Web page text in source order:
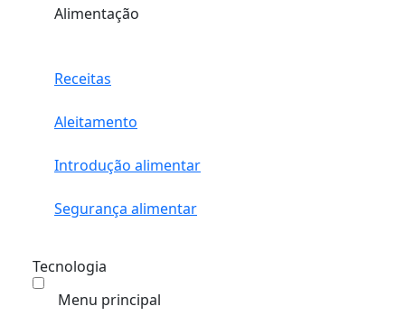
Alimentação
Receitas
Aleitamento
Introdução alimentar
Segurança alimentar
Tecnologia
Menu principal